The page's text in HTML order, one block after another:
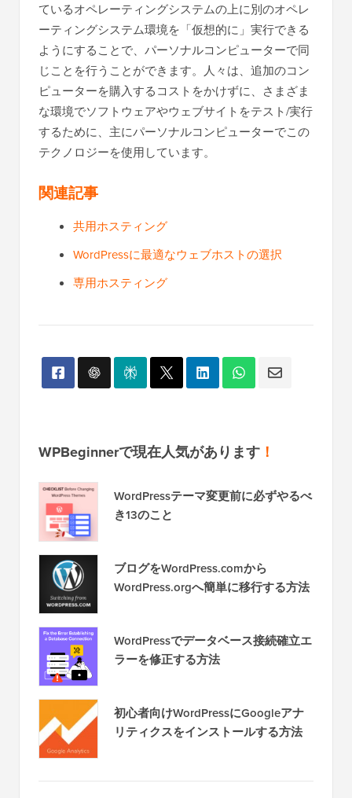
ているオペレーティングシステムの上に別のオペレ
ーティングシステム環境を「仮想的に」実行できる
ようにすることで、パーソナルコンピューターで同
じことを行うことができます。人々は、追加のコン
ピューターを購入するコストをかけずに、さまざま
な環境でソフトウェアやウェブサイトをテスト/実行
するために、主にパーソナルコンピューターでこの
テクノロジーを使用しています。
関連記事
共用ホスティング
WordPressに最適なウェブホストの選択
専用ホスティング
WPBeginnerで現在人気があります ！
WordPressテーマ変更前に必ずやるべ
き13のこと
ブログをWordPress.comから
WordPress.orgへ簡単に移行する方法
WordPressでデータベース接続確立エ
ラーを修正する方法
初心者向けWordPressにGoogleアナ
リティクスをインストールする方法